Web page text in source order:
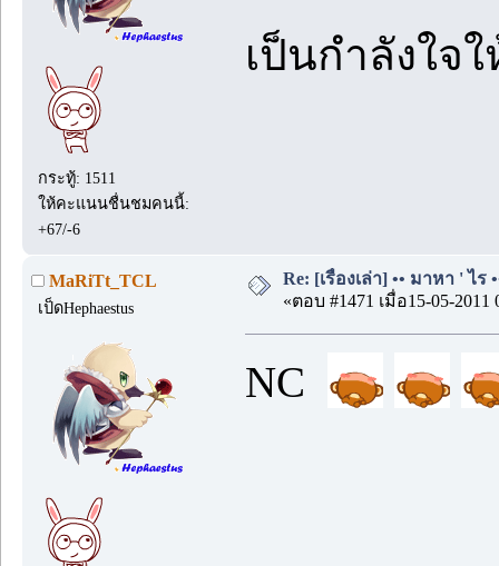
กระทู้: 1511
ให้คะแนนชื่นชมคนนี้:
+67/-6
เป็นกำลังใจ
MaRiTt_TCL
เป็ดHephaestus
Re: [เรื่องเล่า] •• มาหา ' ไร
«ตอบ #1471 เมื่อ15-05-2011
NC